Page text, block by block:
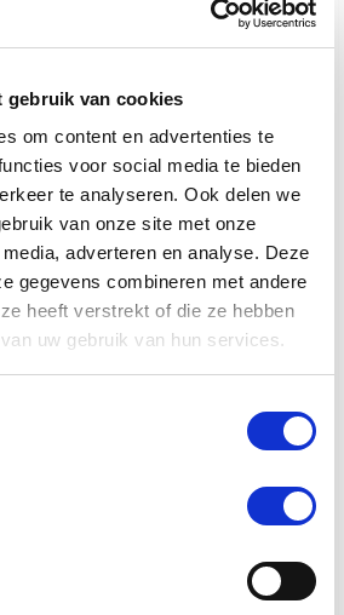
gebruik van cookies
om content en advertenties te
voor social media te bieden
te analyseren. Ook delen we
van onze site met onze
adverteren en analyse. Deze
gegevens combineren met andere
heeft verstrekt of die ze hebben
uw gebruik van hun services.
zelf de voordelen van onze
producten. Uw dier
Paardendrogist uniek in
paardensupplementen?
onderscheidt zich door zijn
en innovatie in de
paarden. Met jarenlange
kennis van paardenvoeding
De Paardendrogist
en mobiliteit tot huid- en
product is samengesteld met
te bieden.
van zijn